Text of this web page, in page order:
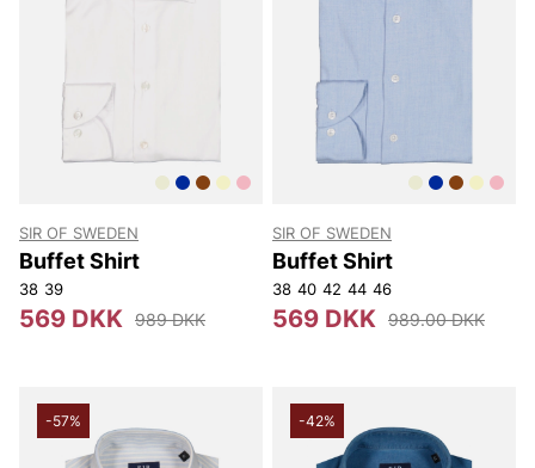
SIR OF SWEDEN
Buffet Shirt
38 39
569 DKK 989 DKK
SIR OF SWEDEN
Buffet Shirt
38 40 42 44 46
569 DKK 989.00 DKK
-57% -42%